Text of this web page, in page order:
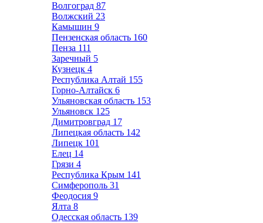
Волгоград 87
Волжский 23
Камышин 9
Пензенская область 160
Пенза 111
Заречный 5
Кузнецк 4
Республика Алтай 155
Горно-Алтайск 6
Ульяновская область 153
Ульяновск 125
Димитровград 17
Липецкая область 142
Липецк 101
Елец 14
Грязи 4
Республика Крым 141
Симферополь 31
Феодосия 9
Ялта 8
Одесская область 139